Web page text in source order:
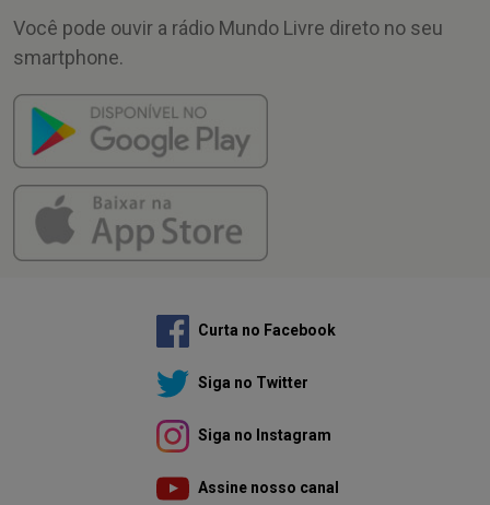
Você pode ouvir a rádio Mundo Livre direto no seu
smartphone.
Curta no Facebook
Siga no Twitter
Siga no Instagram
Assine nosso canal